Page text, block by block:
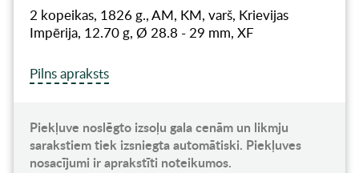
2 kopeikas, 1826 g., AM, KM, varš, Krievijas
Impērija, 12.70 g, Ø 28.8 - 29 mm, XF
Pilns apraksts
Piekļuve noslēgto izsoļu gala cenām un likmju
sarakstiem tiek izsniegta automātiski. Piekļuves
nosacījumi ir aprakstīti noteikumos.